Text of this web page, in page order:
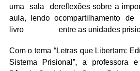
reflexões sobre a
compartilhamento de
entre as unidades
Com o tema “Letras que Libertam:
Sistema Prisional”, a professora